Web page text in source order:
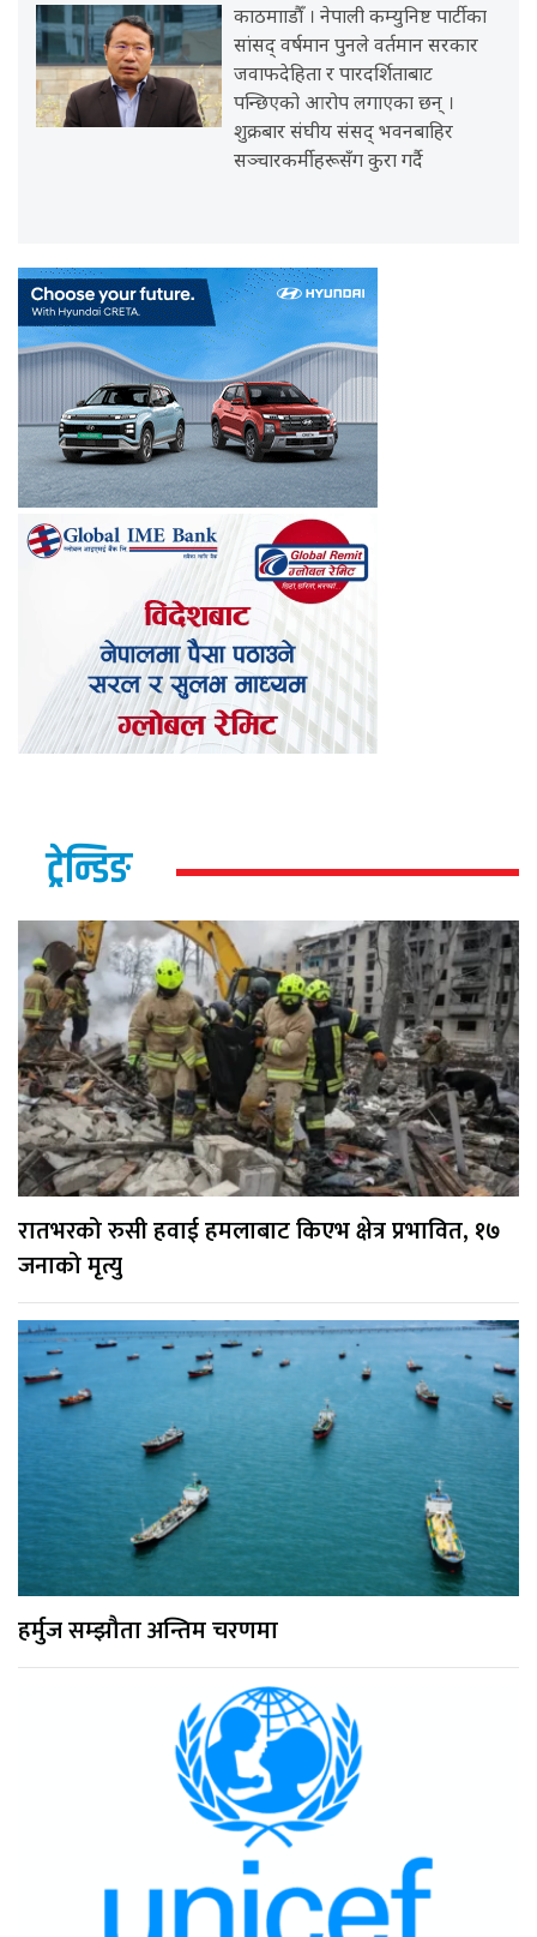
काठमााडौँ । नेपाली कम्युनिष्ट पार्टीका
सांसद् वर्षमान पुनले वर्तमान सरकार
जवाफदेहिता र पारदर्शिताबाट
पन्छिएको आरोप लगाएका छन् ।
शुक्रबार संघीय संसद् भवनबाहिर
सञ्चारकर्मीहरूसँग कुरा गर्दै
ट्रेन्डिङ
रातभरको रुसी हवाई हमलाबाट किएभ क्षेत्र प्रभावित, १७
जनाको मृत्यु
हर्मुज सम्झौता अन्तिम चरणमा